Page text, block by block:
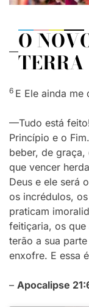
O
TERRA
6 E Ele ainda me
—Tudo está
Princípio e o
beber, de
que vencer
Deus e ele será
os incrédulos,
praticam
feitiçaria, os
terão a sua
enxofre. E essa
– Apocalipse